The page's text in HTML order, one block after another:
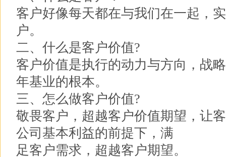
客户好像每天都在与我们在一起，
户。
二、什么是客户价值?
客户价值是执行的动力与方向，战
年基业的根本。
三、怎么做客户价值?
敬畏客户，超越客户价值期望，让
公司基本利益的前提下，满
足客户需求，超越客户期望。